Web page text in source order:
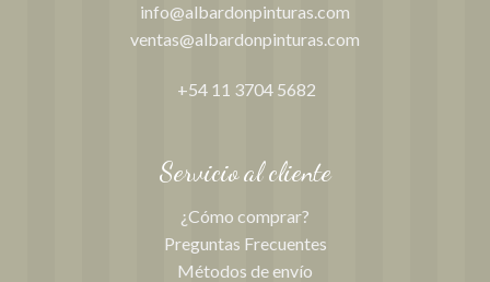
info@albardonpinturas.com
ventas@albardonpinturas.com
+54 11 3704 5682
Servicio al cliente
¿Cómo comprar?
Preguntas Frecuentes
Métodos de envío